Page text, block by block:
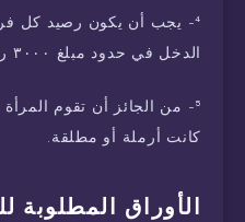
⁴- يجب أن يكون رصيد كل
الدخل في حدود مبلغ ٣٠٠٠ ريال لا يتخطاها.
⁵- من الجائز أن تقوم المرأة
كانت أرملة أو مطلقة.
الأوراق المطلوبة